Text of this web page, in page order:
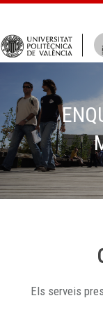
Els serveis